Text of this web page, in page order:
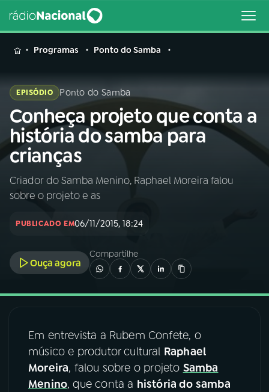
MENU
Buscar
na
Rádio
Nacional
Buscar
AO VIVO
INÍCIO
A RÁDIO
03PROGRAMAÇÃO
04 PROGRAMAS
PODCASTS
Programas Ponto do Samba
EPISÓDIO Ponto do Samba
Conheça projeto que conta a
história do samba para
crianças
Criador do Samba Menino, Raphael Moreira falou
sobre o projeto e as
PUBLICADO EM06/11/2015, 18:24
Ouça agora
Compartilhe
Em entrevista a Rubem Confete, o
músico e produtor cultural Raphael
Moreira, falou sobre o projeto Samba
Menino, que conta a história do samba